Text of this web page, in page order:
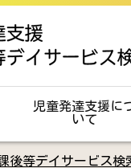
児童発達支援に
いて
後等デイサービス検